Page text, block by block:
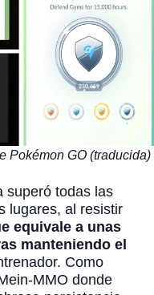
Pokémon GO (traducida)
superó todas las
lugares, al resistir
equivale a unas
manteniendo el
Como
MMO donde